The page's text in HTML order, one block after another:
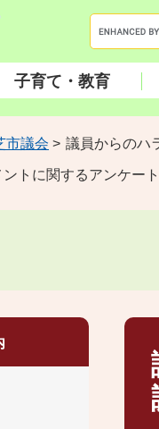
ー
ワ
ー
索
子育て・教育
市議会 > 議員からのハ
トに関するアンケー
本